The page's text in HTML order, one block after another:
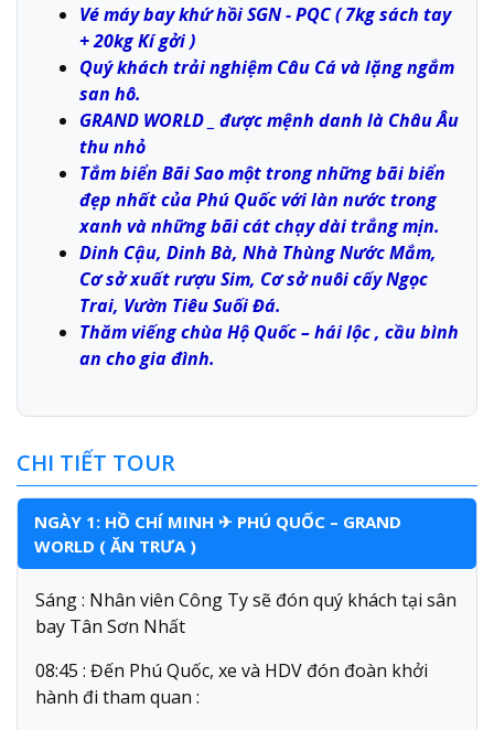
Vé máy bay khứ hồi SGN - PQC ( 7kg sách tay
+ 20kg Kí gởi )
Quý khách trải nghiệm Câu Cá và lặng ngắm
san hô.
GRAND WORLD _ được mệnh danh là Châu Âu
thu nhỏ
Tắm biển Bãi Sao một trong những bãi biển
đẹp nhất của Phú Quốc với làn nước trong
xanh và những bãi cát chạy dài trắng mịn.
Dinh Cậu, Dinh Bà, Nhà Thùng Nước Mắm,
Cơ sở xuất rượu Sim, Cơ sở nuôi cấy Ngọc
Trai, Vườn Tiêu Suối Đá.
Thăm viếng chùa Hộ Quốc – hái lộc , cầu bình
an cho gia đình.
CHI TIẾT TOUR
NGÀY 1: HỒ CHÍ MINH ✈ PHÚ QUỐC – GRAND
WORLD ( ĂN TRƯA )
Sáng : Nhân viên Công Ty sẽ đón quý khách tại sân
bay Tân Sơn Nhất
08:45 : Đến Phú Quốc, xe và HDV đón đoàn khởi
hành đi tham quan :